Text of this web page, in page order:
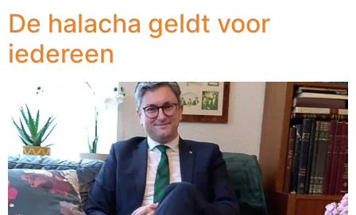
De halacha geldt voor
iedereen